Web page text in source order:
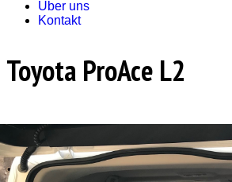
Über uns
Kontakt
Toyota ProAce L2